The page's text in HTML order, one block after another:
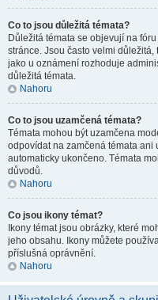
Co to jsou důležitá témata?
Důležitá témata se objevují na
stránce. Jsou často velmi
jako u oznámení rozhoduje
důležitá témata.
Nahoru
Co to jsou uzamčená témata?
Témata mohou být uzamčena
odpovídat na zamčená témata ani
automaticky ukončeno. Témata
důvodů.
Nahoru
Co jsou ikony témat?
Ikony témat jsou obrázky, které
jeho obsahu. Ikony můžete
příslušná oprávnění.
Nahoru